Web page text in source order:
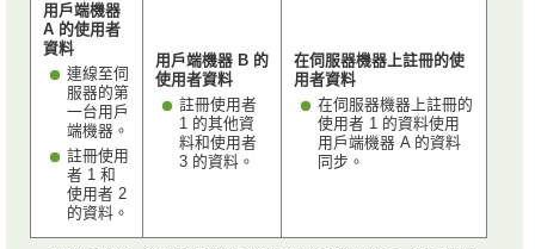
用戶端機器
A 的使用者
資料
連線至伺
服器的第
一台用戶
端機器。
註冊使用
者 1 和
使用者 2
的資料。
用戶端機器 B 的
使用者資料
註冊使用者
1 的其他資
料和使用者
3 的資料。
在伺服器機器上註冊的使
用者資料
在伺服器機器上註冊的
使用者 1 的資料使用
用戶端機器 A 的資料
同步。